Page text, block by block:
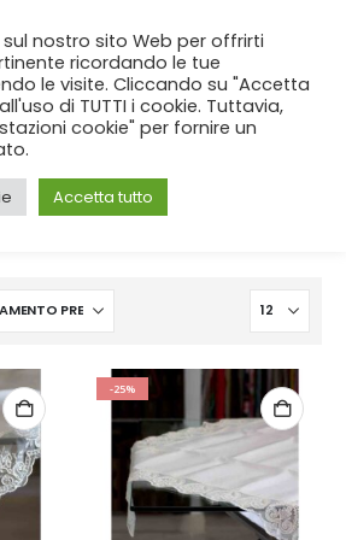
GRATUITA per ordini da 99€!
TAG -LINO
-25%
sul nostro sito Web per offrirti
ricordando le tue
le visite. Cliccando su "Accetta
di TUTTI i cookie. Tuttavia,
cookie" per fornire un
Accetta tutto